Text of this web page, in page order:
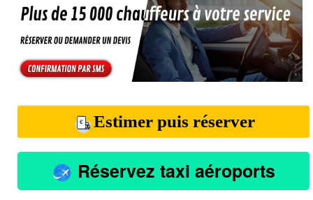
Estimer puis réserver
Réservez taxi aéroports